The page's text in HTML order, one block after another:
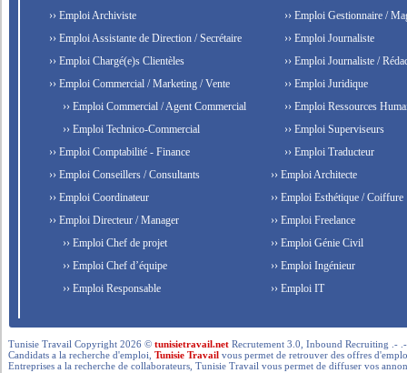
›› Emploi Archiviste
›› Emploi Assistante de Direction / Secrétaire
›› Emploi Chargé(e)s Clientèles
›› Emploi Commercial / Marketing / Vente
›› Emploi Commercial / Agent Commercial
›› Emploi Technico-Commercial
›› Emploi Comptabilité - Finance
›› Emploi Conseillers / Consultants
›› Emploi Coordinateur
›› Emploi Directeur / Manager
›› Emploi Chef de projet
›› Emploi Chef d’équipe
›› Emploi Responsable
›› Emploi Gestionnaire /
›› Emploi Journaliste
›› Emploi Journaliste /
›› Emploi Juridique
›› Emploi Ressources
›› Emploi Superviseurs
›› Emploi Traducteur
›› Emploi Architecte
›› Emploi Esthétique / Coiffure
›› Emploi Freelance
›› Emploi Génie Civil
›› Emploi Ingénieur
›› Emploi IT
Tunisie Travail Copyright 2026 ©tunisietravail.net Recrutement 3.0, Inbound Recruiting .-
Candidats a la recherche d'emploi,Tunisie Travail vous permet de retrouver des offres
Entreprises a la recherche de collaborateurs, Tunisie Travail vous permet de diffuser vos